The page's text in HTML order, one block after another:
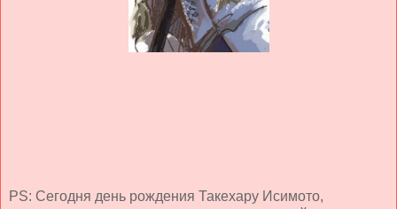
PS: Сегодня день рождения Такехару Исимото,